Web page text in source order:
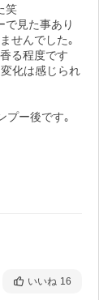
笑
で見た事あり
せんでした｡
る程度です
化は感じられ
プー後です｡
いいね 16